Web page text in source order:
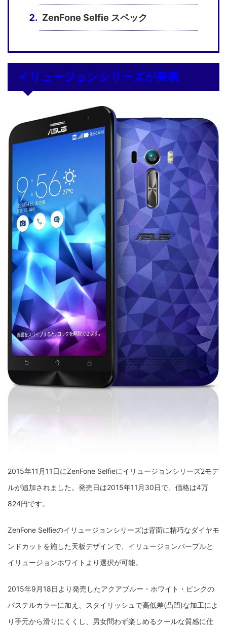
ZenFone Selfie スペック
イリュージョンシリーズが発表
2015年11月11日にZenFone Selfieにイリュージョンシリーズ2モデ
ルが追加されました。発売日は2015年11月30日で、価格は4万
824円です。
ZenFone Selfieのイリュージョンシリーズは背面に精巧なダイヤモ
ンドカットを施した天板デザインで、イリュージョンパープルと
イリュージョンホワイトより選択が可能。
2015年9月18日より発売したアクアブルー・ホワイト・ピンクの
パステルカラーに加え、スタイリッシュで高低差(凸凹)な加工によ
り手元から滑りにくくし、男女問わず楽しめるクールな質感に仕